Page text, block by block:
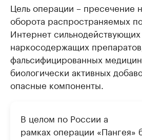
Цель операции – пресечение
оборота распространяемых
Интернет
наркосодержащих препаратов,
фальсифицированных
биологически активных
опасные компоненты.
В целом по России а
рамках операции «Пангея»